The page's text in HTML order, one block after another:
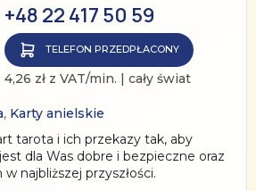
+48 22 417 50 59
TELEFON PRZEDPŁACONY
4,26 zł z VAT/min. | cały świat
, Karty anielskie
tarota i ich przekazy tak, aby
dla Was dobre i bezpieczne oraz
najbliższej przyszłości.